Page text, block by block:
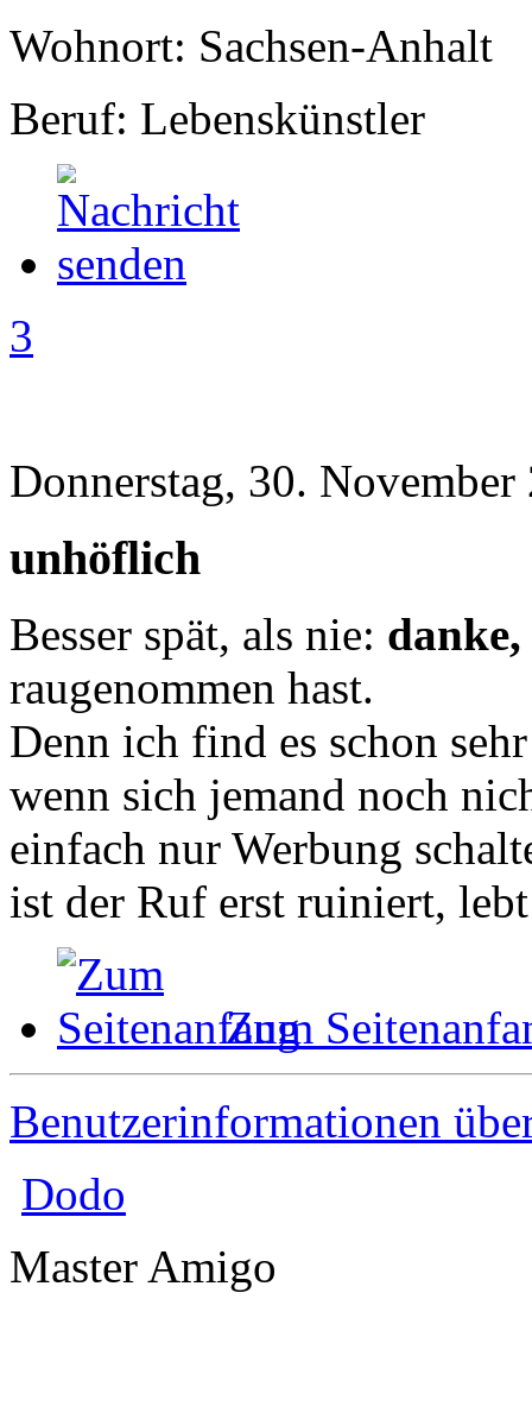
Wohnort: Sachsen-Anhalt
Beruf: Lebenskünstler
3
Donnerstag, 30.
unhöflich
Besser spät, als nie:
raugenommen hast.
Denn ich find es schon
wenn sich jemand noch
einfach nur Werbung
ist der Ruf erst ruiniert,
Zum
Benutzerinformationen
Dodo
Master Amigo